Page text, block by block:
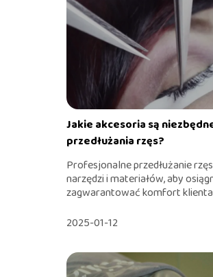
Jakie akcesoria są
przedłużania rzęs?
Profesjonalne przedłużanie
narzędzi i materiałów, aby
zagwarantować komfort
2025-01-12